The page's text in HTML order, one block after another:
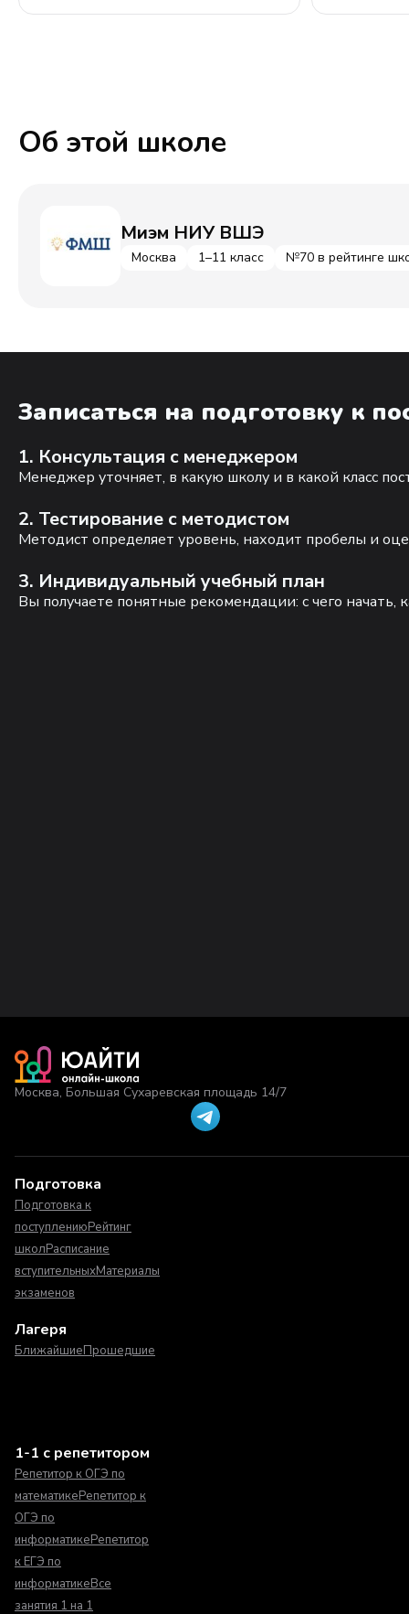
Об этой школе
Миэм НИУ ВШЭ
Москва 1–11 класс №70 в рейтинге
Записаться на подготовку к
1. Консультация с менеджером
Менеджер уточняет, в какую школу и в какой класс
2. Тестирование с методистом
Методист определяет уровень, находит пробелы и
3. Индивидуальный учебный план
Вы получаете понятные рекомендации: с чего начать,
Москва, Большая Сухаревская площадь 14/7
Подготовка
Подготовка к
поступлениюРейтинг
школРасписание
вступительныхМатериалы
экзаменов
Лагеря
БлижайшиеПрошедшие
1-1 с репетитором
Репетитор к ОГЭ по
математикеРепетитор к
ОГЭ по
информатикеРепетитор
к ЕГЭ по
информатикеВсе
занятия 1 на 1